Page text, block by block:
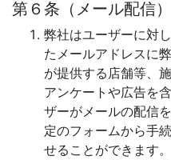
第６条（メール配信）
弊社はユーザーに対
たメールアドレスに
が提供する店舗等、
アンケートや広告を
ザーがメールの配信
定のフォームから手
せることができます。